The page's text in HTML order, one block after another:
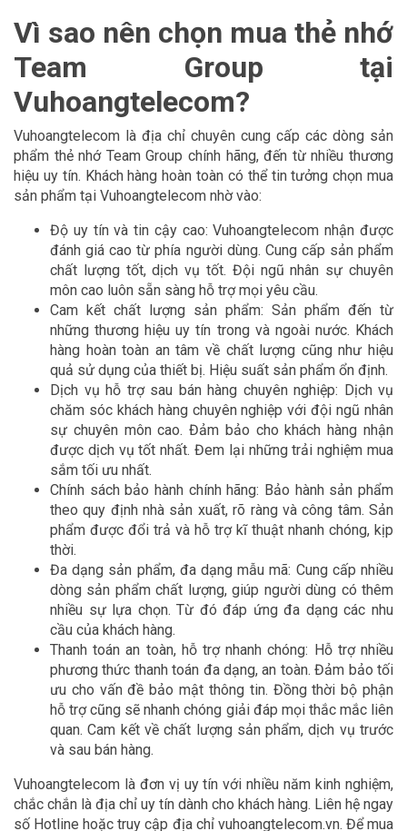
Vì sao nên chọn mua thẻ nhớ
Team Group tại
Vuhoangtelecom?
Vuhoangtelecom là địa chỉ chuyên cung cấp các dòng sản
phẩm thẻ nhớ Team Group chính hãng, đến từ nhiều thương
hiệu uy tín. Khách hàng hoàn toàn có thể tin tưởng chọn mua
sản phẩm tại Vuhoangtelecom nhờ vào:
Độ uy tín và tin cậy cao: Vuhoangtelecom nhận được
đánh giá cao từ phía người dùng. Cung cấp sản phẩm
chất lượng tốt, dịch vụ tốt. Đội ngũ nhân sự chuyên
môn cao luôn sẵn sàng hỗ trợ mọi yêu cầu.
Cam kết chất lượng sản phẩm: Sản phẩm đến từ
những thương hiệu uy tín trong và ngoài nước. Khách
hàng hoàn toàn an tâm về chất lượng cũng như hiệu
quả sử dụng của thiết bị. Hiệu suất sản phẩm ổn định.
Dịch vụ hỗ trợ sau bán hàng chuyên nghiệp: Dịch vụ
chăm sóc khách hàng chuyên nghiệp với đội ngũ nhân
sự chuyên môn cao. Đảm bảo cho khách hàng nhận
được dịch vụ tốt nhất. Đem lại những trải nghiệm mua
sắm tối ưu nhất.
Chính sách bảo hành chính hãng: Bảo hành sản phẩm
theo quy định nhà sản xuất, rõ ràng và công tâm. Sản
phẩm được đổi trả và hỗ trợ kĩ thuật nhanh chóng, kịp
thời.
Đa dạng sản phẩm, đa dạng mẫu mã: Cung cấp nhiều
dòng sản phẩm chất lượng, giúp người dùng có thêm
nhiều sự lựa chọn. Từ đó đáp ứng đa dạng các nhu
cầu của khách hàng.
Thanh toán an toàn, hỗ trợ nhanh chóng: Hỗ trợ nhiều
phương thức thanh toán đa dạng, an toàn. Đảm bảo tối
ưu cho vấn đề bảo mật thông tin. Đồng thời bộ phận
hỗ trợ cũng sẽ nhanh chóng giải đáp mọi thắc mắc liên
quan. Cam kết về chất lượng sản phẩm, dịch vụ trước
và sau bán hàng.
Vuhoangtelecom là đơn vị uy tín với nhiều năm kinh nghiệm,
chắc chắn là địa chỉ uy tín dành cho khách hàng. Liên hệ ngay
số Hotline hoặc truy cập địa chỉ vuhoangtelecom.vn. Để mua